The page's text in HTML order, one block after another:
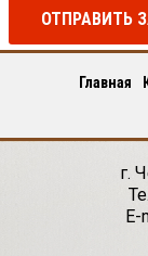
ОТПРАВИТЬ
Главная
г.
E-